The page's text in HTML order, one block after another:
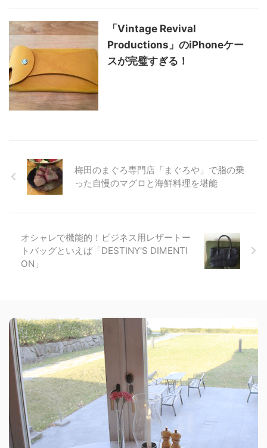
「Vintage Revival
Productions」のiPhoneケー
スが完璧すぎる！
梅田のまぐろ専門店「まぐろや」で脂の乗
った自慢のマグロと海鮮料理を堪能
オシャレで機能的！ビジネス用レザートー
トバッグといえば「DESTINY'S DIMENTI
ON」